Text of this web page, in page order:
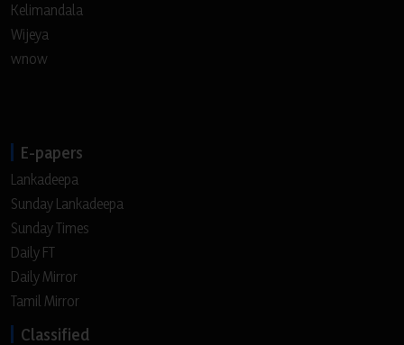
Kelimandala
Wijeya
wnow
E-papers
Lankadeepa
Sunday Lankadeepa
Sunday Times
Daily FT
Daily Mirror
Tamil Mirror
Classified